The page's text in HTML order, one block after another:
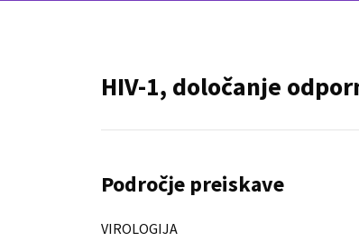
HIV-1, določanje
Področje preiskave
VIROLOGIJA